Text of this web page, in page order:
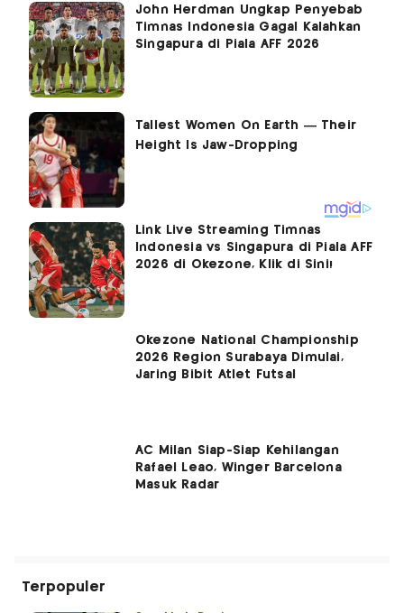
John Herdman Ungkap Penyebab
Timnas Indonesia Gagal Kalahkan
Singapura di Piala AFF 2026
Link Live Streaming Timnas
Indonesia vs Singapura di Piala AFF
2026 di Okezone, Klik di Sini!
Okezone National Championship
2026 Region Surabaya Dimulai,
Jaring Bibit Atlet Futsal
AC Milan Siap-Siap Kehilangan
Rafael Leao, Winger Barcelona
Masuk Radar
Terpopuler